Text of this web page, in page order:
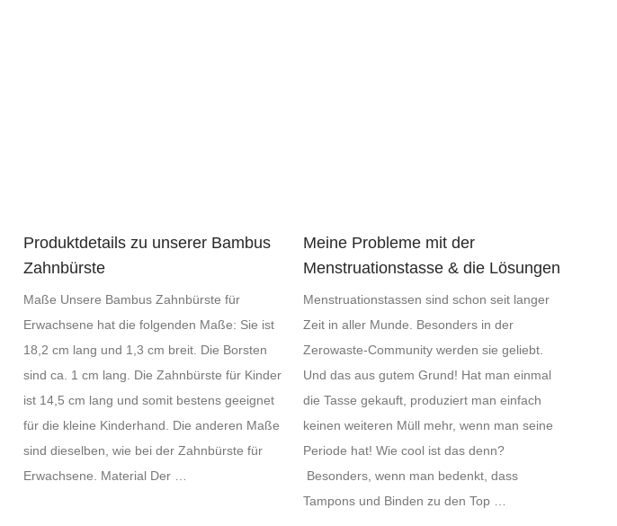
Produktdetails zu unserer Bambus
Zahnbürste
Maße Unsere Bambus Zahnbürste für
Erwachsene hat die folgenden Maße: Sie ist
18,2 cm lang und 1,3 cm breit. Die Borsten
sind ca. 1 cm lang. Die Zahnbürste für Kinder
ist 14,5 cm lang und somit bestens geeignet
für die kleine Kinderhand. Die anderen Maße
sind dieselben, wie bei der Zahnbürste für
Erwachsene. Material Der …
Meine Probleme mit der
Menstruationstasse & die Lösungen
Menstruationstassen sind schon seit langer
Zeit in aller Munde. Besonders in der
Zerowaste-Community werden sie geliebt.
Und das aus gutem Grund! Hat man einmal
die Tasse gekauft, produziert man einfach
keinen weiteren Müll mehr, wenn man seine
Periode hat! Wie cool ist das denn?
Besonders, wenn man bedenkt, dass
Tampons und Binden zu den Top …